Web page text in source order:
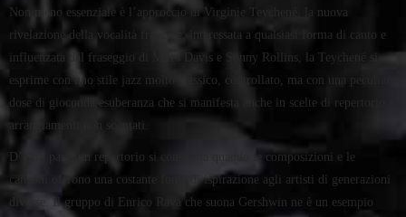
Non meno essenziale è l’approccio di Virginie Teychené, la nuova
rivelazione della vocalità francese: interessata a qualsiasi forma di canto e
influenzata dal fraseggio di Miles Davis e Sonny Rollins, la Teychené si
esprime con uno stile jazz molto classico, controllato, ma con una peculiare
dose di gioconda esuberanza che si manifesta anche in scelte di repertorio e
arrangiamenti non scontati.
D’altra parte un repertorio si consolida quando le composizioni e le
canzoni offrono una costante fonte di ispirazione agli artisti di generazioni
diverse. Il gruppo di Enrico Rava che suona Gershwin ne è un esempio